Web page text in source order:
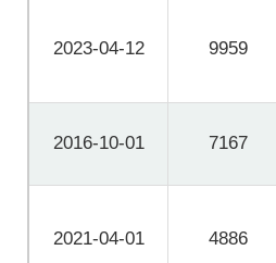
2023-04-12 9959
2016-10-01 7167
2021-04-01 4886